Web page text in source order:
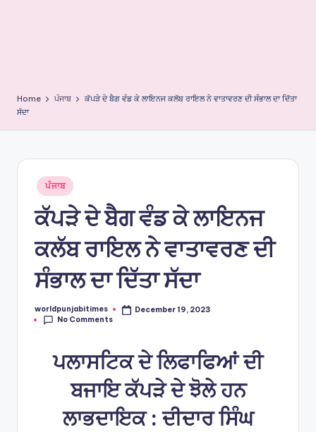
Home ਪੰਜਾਬ
ਕੱਪੜੇ ਦੇ ਬੈਗ ਵੰਡ ਕੇ ਲਾਇਨਜ ਕਲੱਬ ਰਾਇਲ ਨੇ ਵਾਤਾਵਰਣ ਦੀ ਸੰਭਾਲ ਦਾ ਦਿੱਤਾ
ਸੱਦਾ
Posted
in
ਪੰਜਾਬ
ਕੱਪੜੇ ਦੇ ਬੈਗ ਵੰਡ ਕੇ ਲਾਇਨਜ
ਕਲੱਬ ਰਾਇਲ ਨੇ ਵਾਤਾਵਰਣ ਦੀ
ਸੰਭਾਲ ਦਾ ਦਿੱਤਾ ਸੱਦਾ
Posted
by
worldpunjabitimes
December 19, 2023
No Comments
ਪਲਾਸਟਿਕ ਦੇ ਲਿਫਾਫਿਆਂ ਦੀ
ਬਜਾਇ ਕੱਪੜੇ ਦੇ ਝੋਲੇ ਹਨ
ਲਾਭਦਾਇਕ : ਦੀਦਾਰ ਸਿੰਘ